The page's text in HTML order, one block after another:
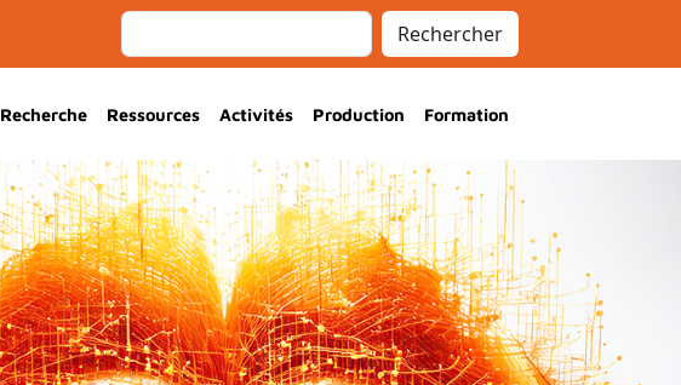
Recherche Ressources Activités Production Formation